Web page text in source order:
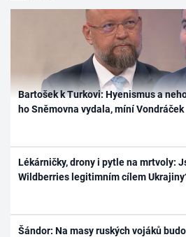
Bartošek k Turkovi: Hyenismus a
ho Sněmovna vydala, míní Vondráček
Lékárničky, drony i pytle na mrtvoly:
Wildberries legitimním cílem
Šándor: Na masy ruských vojáků